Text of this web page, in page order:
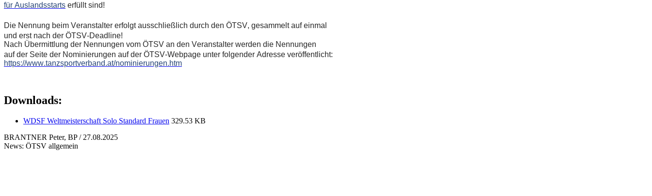
für Auslandsstarts erfüllt sind!
Die Nennung beim Veranstalter erfolgt ausschließlich durch den ÖTSV, gesammelt auf einmal
und erst nach der ÖTSV-Deadline!
Nach Übermittlung der Nennungen vom ÖTSV an den Veranstalter werden die Nennungen
auf der Seite der Nominierungen auf der ÖTSV-Webpage unter folgender Adresse veröffentlicht:
https://www.tanzsportverband.at/nominierungen.htm
Downloads:
WDSF Weltmeisterschaft Solo Standard Frauen 329.53 KB
BRANTNER Peter, BP / 27.08.2025
News: ÖTSV allgemein